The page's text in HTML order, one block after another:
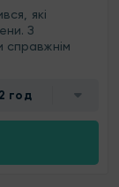
які
З
справжнім
2 год